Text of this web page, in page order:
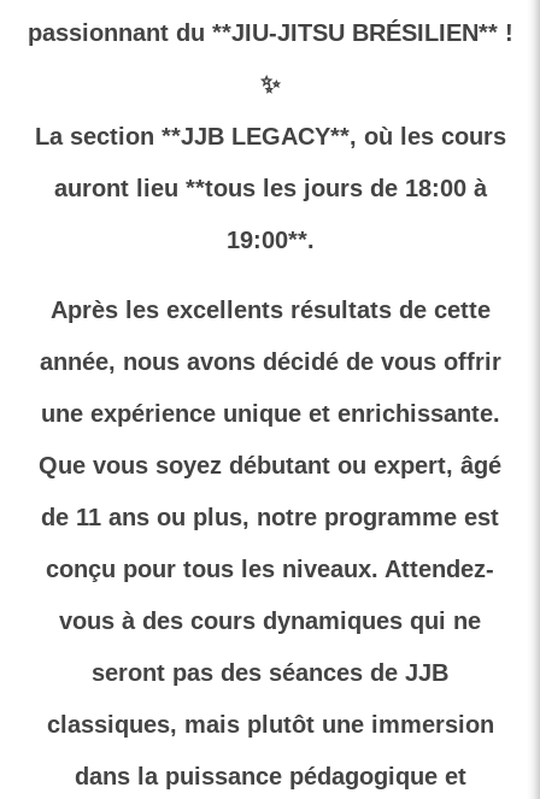
passionnant du **JIU-JITSU BRÉSILIEN** !
✨
La section **JJB LEGACY**, où les cours
auront lieu **tous les jours de 18:00 à
19:00**.
Après les excellents résultats de cette
année, nous avons décidé de vous offrir
une expérience unique et enrichissante.
Que vous soyez débutant ou expert, âgé
de 11 ans ou plus, notre programme est
conçu pour tous les niveaux. Attendez-
vous à des cours dynamiques qui ne
seront pas des séances de JJB
classiques, mais plutôt une immersion
dans la puissance pédagogique et